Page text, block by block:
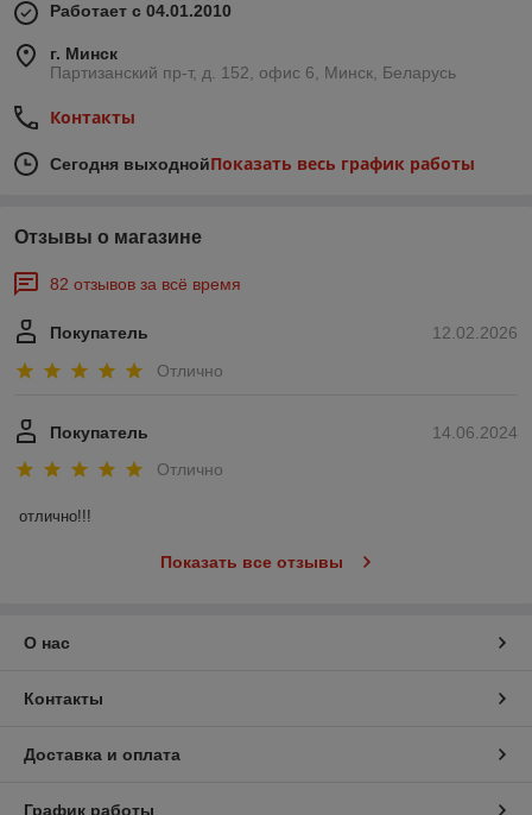
Работает с 04.01.2010
г. Минск
Партизанский пр-т, д. 152, офис 6, Минск, Беларусь
Контакты
Сегодня выходнойПоказать весь график работы
Отзывы о магазине
82 отзывов за всё время
12.02.2026
Покупатель
Отлично
14.06.2024
Покупатель
Отлично
отлично!!!
Показать все отзывы
О нас
Контакты
Доставка и оплата
График работы